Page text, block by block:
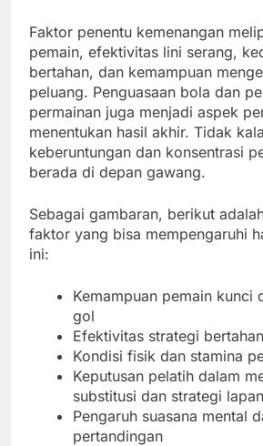
Faktor penentu kemenangan
pemain, efektivitas lini serang,
bertahan, dan kemampuan
peluang. Penguasaan bola dan
permainan juga menjadi aspek
menentukan hasil akhir. Tidak
keberuntungan dan konsentrasi
berada di depan gawang.
Sebagai gambaran, berikut
faktor yang bisa mempengaruhi
ini:
Kemampuan pemain kunci
gol
Efektivitas strategi
Kondisi fisik dan stamina
Keputusan pelatih dalam
substitusi dan strategi
Pengaruh suasana mental
pertandingan